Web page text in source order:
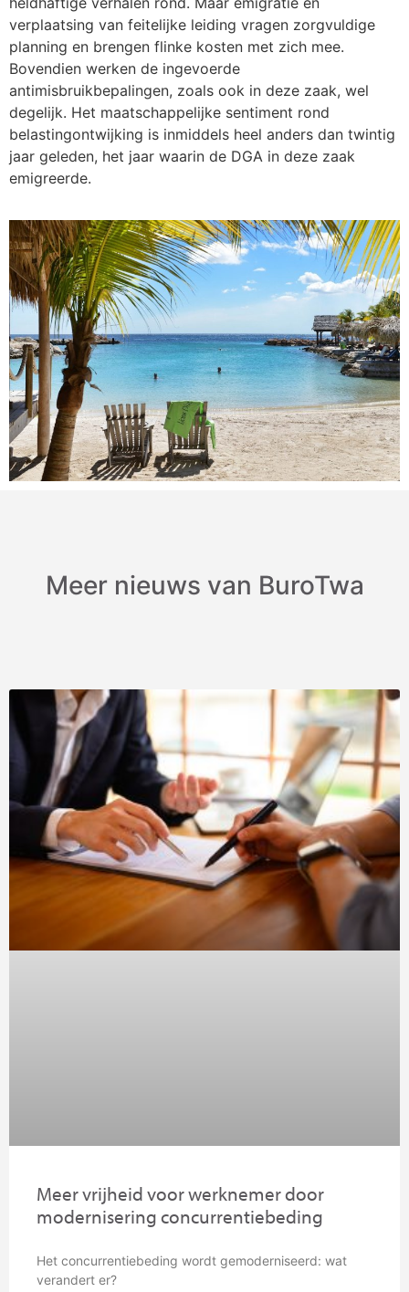
verplaatsing van feitelijke leiding vragen zorgvuldige
planning en brengen flinke kosten met zich mee.
Bovendien werken de ingevoerde
antimisbruikbepalingen, zoals ook in deze zaak, wel
degelijk. Het maatschappelijke sentiment rond
belastingontwijking is inmiddels heel anders dan twintig
jaar geleden, het jaar waarin de DGA in deze zaak
emigreerde.
Meer nieuws van BuroTwa
Meer vrijheid voor werknemer door
modernisering concurrentiebeding
Het concurrentiebeding wordt gemoderniseerd: wat
verandert er?